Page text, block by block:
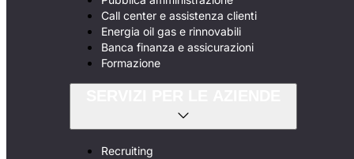
Call center e assistenza clienti
Energia oil gas e rinnovabili
Banca finanza e assicurazioni
Formazione
Recruiting